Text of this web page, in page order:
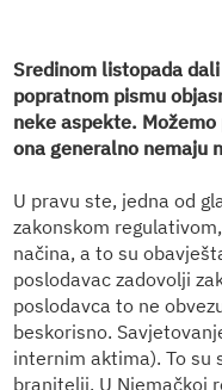
Sredinom listopada
popratnom pismu
neke aspekte.
ona generalno nemaju
U pravu ste, jedna od
zakonskom
načina, a to su
poslodavac zadovolji
poslodavca to ne
beskorisno.
internim aktima). To su
branitelji. U Njemačkoj